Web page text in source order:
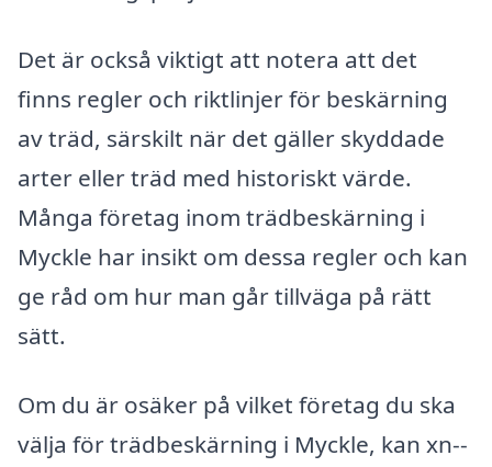
Det är också viktigt att notera att det
finns regler och riktlinjer för beskärning
av träd, särskilt när det gäller skyddade
arter eller träd med historiskt värde.
Många företag inom trädbeskärning i
Myckle har insikt om dessa regler och kan
ge råd om hur man går tillväga på rätt
sätt.
Om du är osäker på vilket företag du ska
välja för trädbeskärning i Myckle, kan xn--